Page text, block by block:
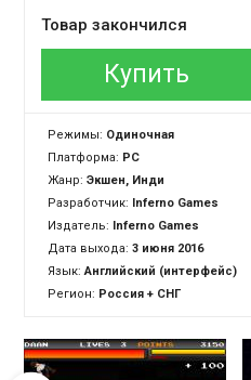
Товар закончился
Купить
Режимы: Одиночная
Платформа: PC
Жанр:Экшен, Инди
Разработчик:
Inferno Games
Издатель:
Inferno Games
Дата выхода: 3 июня 2016
Язык:Английский (интерфейс)
Регион: Россия + СНГ